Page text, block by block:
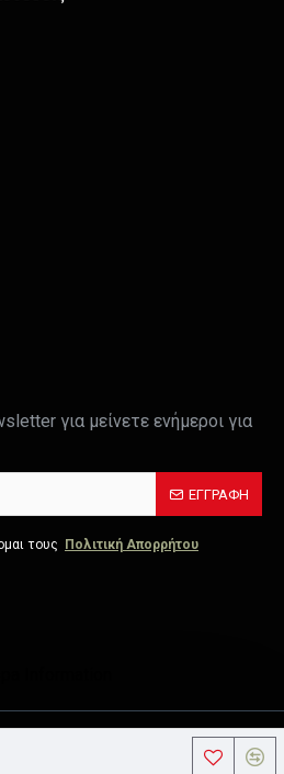
για μείνετε ενήμεροι για
ΕΓΓΡΑΦΉ
τους Πολιτική Απορρήτου